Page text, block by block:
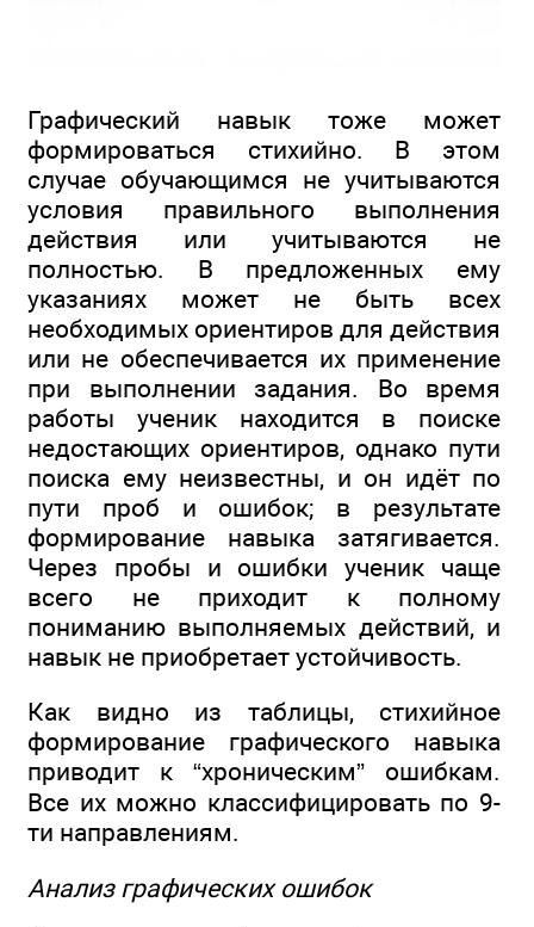
Графический навык тоже может
формироваться стихийно. В этом
случае обучающимся не учитываются
условия правильного выполнения
действия или учитываются не
полностью. В предложенных ему
указаниях может не быть всех
необходимых ориентиров для действия
или не обеспечивается их применение
при выполнении задания. Во время
работы ученик находится в поиске
недостающих ориентиров, однако пути
поиска ему неизвестны, и он идёт по
пути проб и ошибок; в результате
формирование навыка затягивается.
Через пробы и ошибки ученик чаще
всего не приходит к полному
пониманию выполняемых действий, и
навык не приобретает устойчивость.
Как видно из таблицы, стихийное
формирование графического навыка
приводит к “хроническим” ошибкам.
Все их можно классифицировать по 9-
ти направлениям.
Анализ графических ошибок